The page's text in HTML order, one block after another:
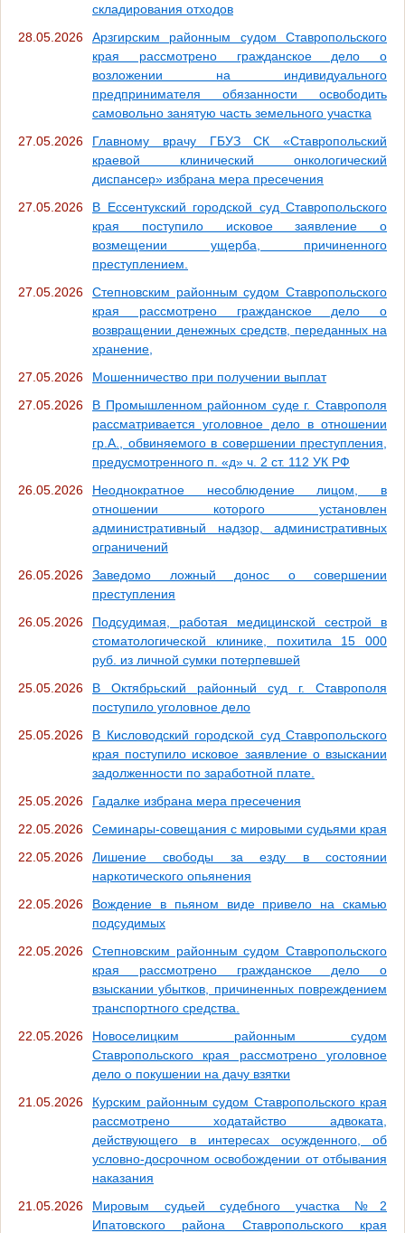
складирования отходов
28.05.2026
Арзгирским районным судом Ставропольского
края рассмотрено гражданское дело о
возложении на индивидуального
предпринимателя обязанности освободить
самовольно занятую часть земельного участка
27.05.2026
Главному врачу ГБУЗ СК «Ставропольский
краевой клинический онкологический
диспансер» избрана мера пресечения
27.05.2026
В Ессентукский городской суд Ставропольского
края поступило исковое заявление о
возмещении ущерба, причиненного
преступлением.
27.05.2026
Степновским районным судом Ставропольского
края рассмотрено гражданское дело о
возвращении денежных средств, переданных на
хранение,
27.05.2026
Мошенничество при получении выплат
27.05.2026
В Промышленном районном суде г. Ставрополя
рассматривается уголовное дело в отношении
гр.А., обвиняемого в совершении преступления,
предусмотренного п. «д» ч. 2 ст. 112 УК РФ
26.05.2026
Неоднократное несоблюдение лицом, в
отношении которого установлен
административный надзор, административных
ограничений
26.05.2026
Заведомо ложный донос о совершении
преступления
26.05.2026
Подсудимая, работая медицинской сестрой в
стоматологической клинике, похитила 15 000
руб. из личной сумки потерпевшей
25.05.2026
В Октябрьский районный суд г. Ставрополя
поступило уголовное дело
25.05.2026
В Кисловодский городской суд Ставропольского
края поступило исковое заявление о взыскании
задолженности по заработной плате.
25.05.2026
Гадалке избрана мера пресечения
22.05.2026
Семинары-совещания с мировыми судьями края
22.05.2026
Лишение свободы за езду в состоянии
наркотического опьянения
22.05.2026
Вождение в пьяном виде привело на скамью
подсудимых
22.05.2026
Степновским районным судом Ставропольского
края рассмотрено гражданское дело о
взыскании убытков, причиненных повреждением
транспортного средства.
22.05.2026
Новоселицким районным судом
Ставропольского края рассмотрено уголовное
дело о покушении на дачу взятки
21.05.2026
Курским районным судом Ставропольского края
рассмотрено ходатайство адвоката,
действующего в интересах осужденного, об
условно-досрочном освобождении от отбывания
наказания
21.05.2026
Мировым судьей судебного участка №2
Ипатовского района Ставропольского края